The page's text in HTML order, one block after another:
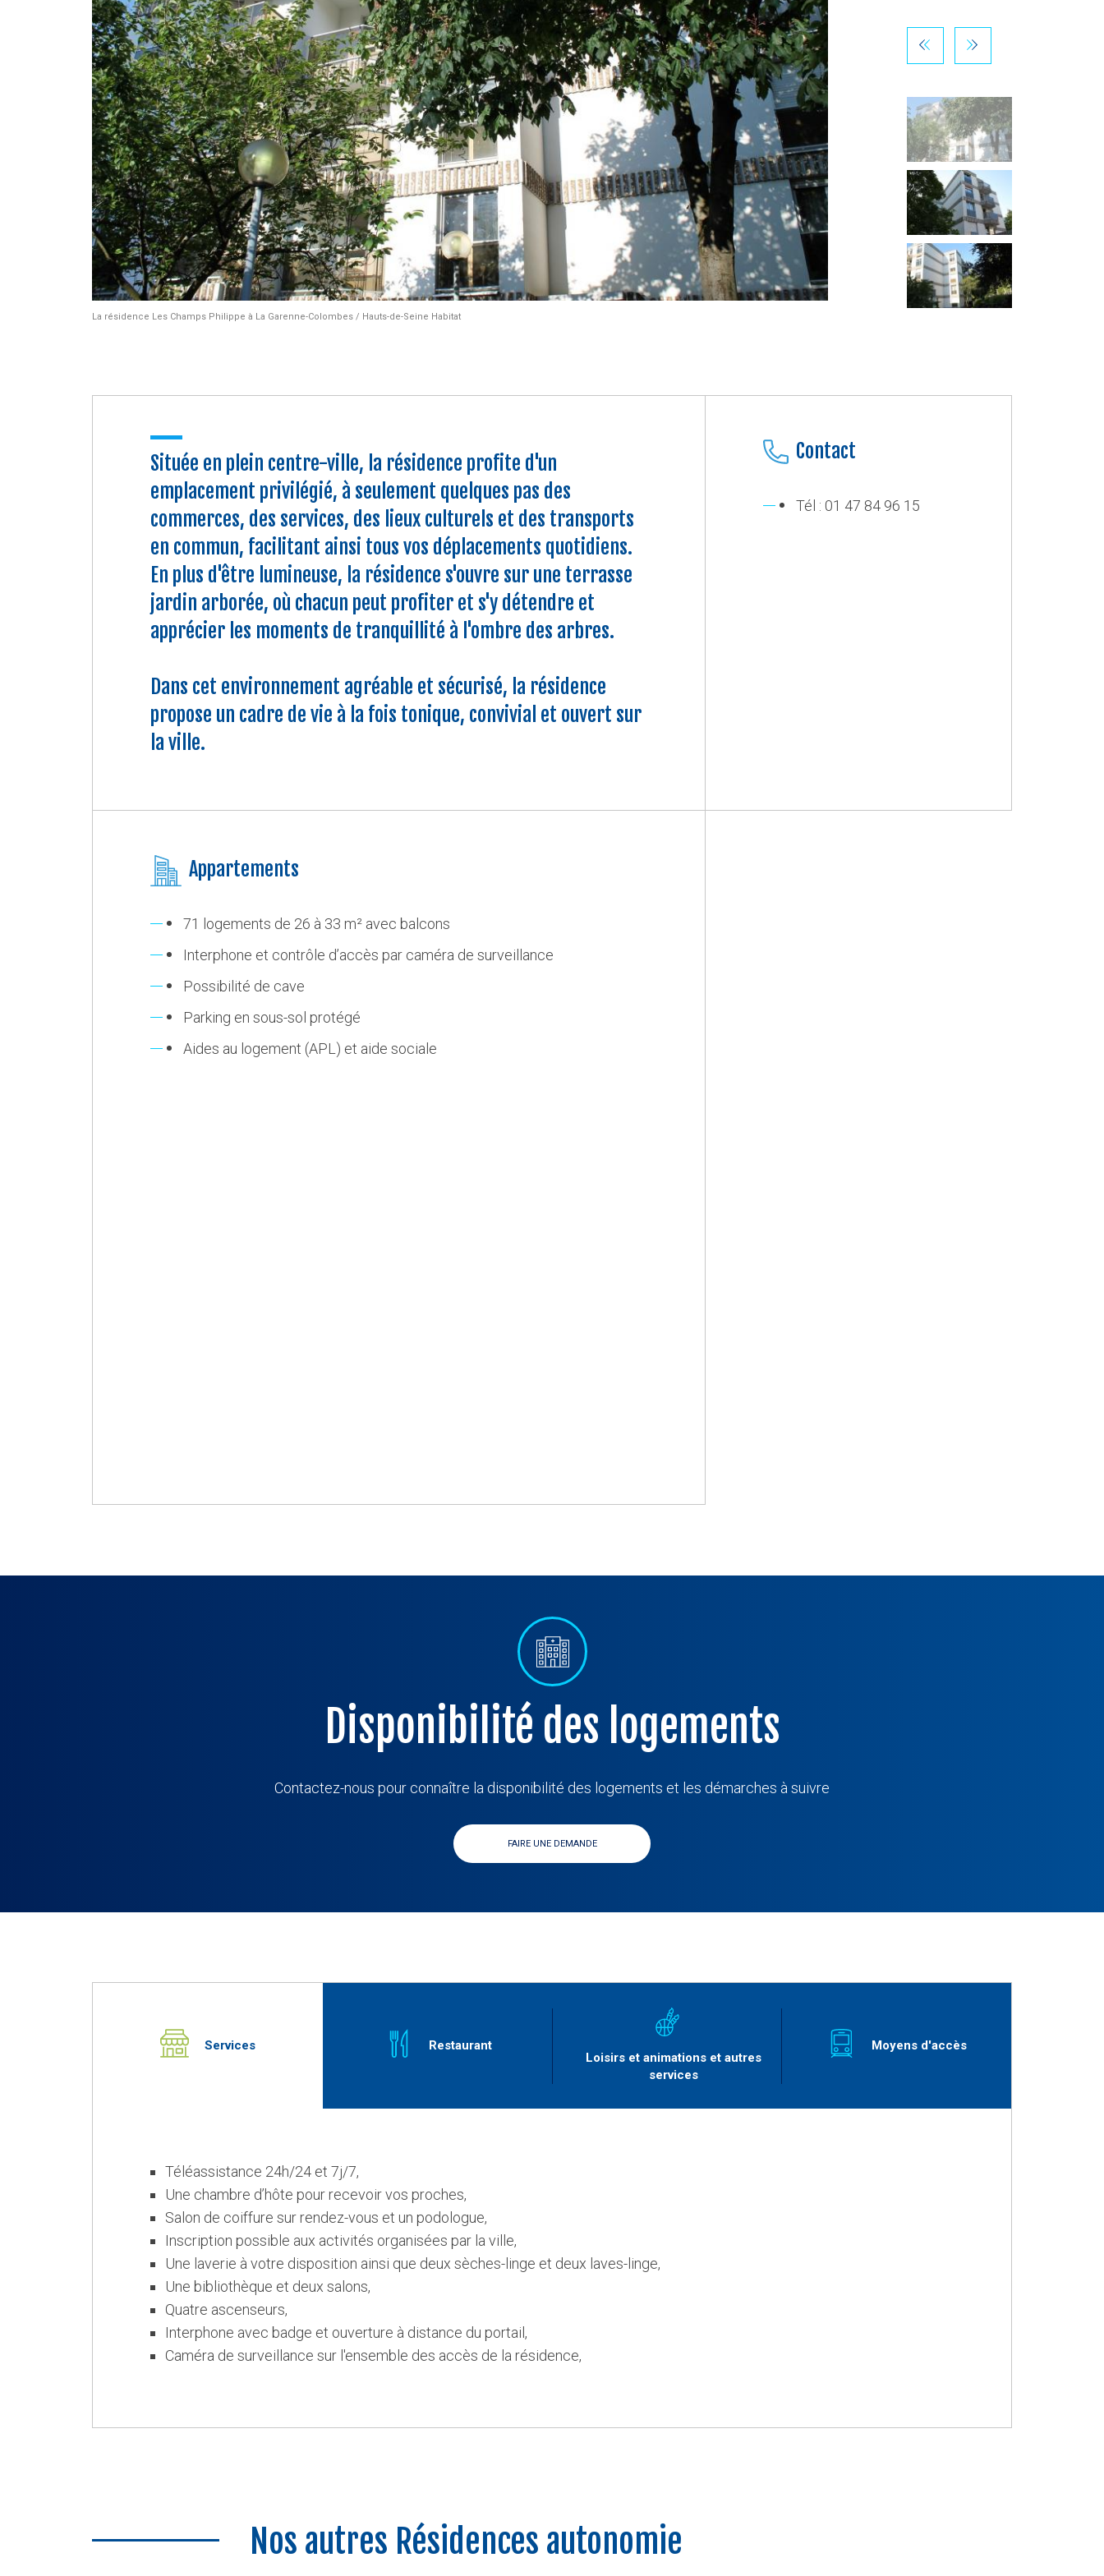
La résidence Les Champs Philippe à La Garenne-Colombes / Hauts-de-Seine Habitat
Située en plein centre-ville, la résidence profite d'un
emplacement privilégié, à seulement quelques pas des
commerces, des services, des lieux culturels et des transports
en commun, facilitant ainsi tous vos déplacements quotidiens.
En plus d'être lumineuse, la résidence s'ouvre sur une terrasse
jardin arborée, où chacun peut profiter et s'y détendre et
apprécier les moments de tranquillité à l'ombre des arbres.
Dans cet environnement agréable et sécurisé, la résidence
propose un cadre de vie à la fois tonique, convivial et ouvert sur
la ville.
Contact
Tél : 01 47 84 96 15
Appartements
71 logements de 26 à 33 m² avec balcons
Interphone et contrôle d’accès par caméra de surveillance
Possibilité de cave
Parking en sous-sol protégé
Aides au logement (APL) et aide sociale
Disponibilité des logements
Contactez-nous pour connaître la disponibilité des logements et les démarches à suivre
FAIRE UNE DEMANDE
Services
Restaurant
Loisirs et animations et autres
services
Moyens d'accès
Téléassistance 24h/24 et 7j/7,
Une chambre d’hôte pour recevoir vos proches,
Salon de coiffure sur rendez-vous et un podologue,
Inscription possible aux activités organisées par la ville,
Une laverie à votre disposition ainsi que deux sèches-linge et deux laves-linge,
Une bibliothèque et deux salons,
Quatre ascenseurs,
Interphone avec badge et ouverture à distance du portail,
Caméra de surveillance sur l'ensemble des accès de la résidence,
Nos autres Résidences autonomie